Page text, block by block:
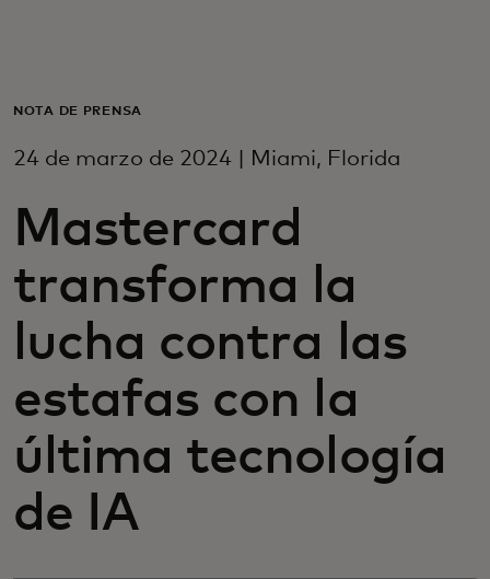
Para empresas
Para innovadores
Noticias y tendencias
NOTA DE PRENSA
24 de marzo de 2024 | Miami, Florida
Mastercard
transforma la
lucha contra las
estafas con la
última tecnología
de IA